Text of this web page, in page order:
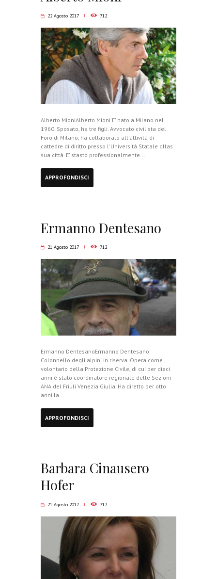
22 Agosto 2017 712
Alberto MioniAlberto Mioni E' nato a Milano nel
1960. Sposato, ha tre figli. Avvocato civilista del
Foro di Milano, ha collaborato all'attività di
cattedre di diritto presso l'Università Statale dllas
sua città. E' stasto professionalmente...
APPROFONDISCI
Ermanno Dentesano
21 Agosto 2017 712
Ermanno DentesanoErmanno Dentesano
Colonnello degli alpini in riserva. Opera come
volontario della Protezione Civile, di cui per dieci
anni è stato coordinatore regionale delle Sezioni
ANA del Friuli Venezia Giulia. Ha diretto per otto
anni la...
APPROFONDISCI
Barbara Cinausero
Hofer
21 Agosto 2017 712